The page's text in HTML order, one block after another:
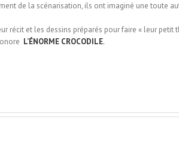
de la scénarisation, ils ont imaginé une toute
récit et les dessins préparés pour faire « leur
L’ÉNORME CROCODILE.